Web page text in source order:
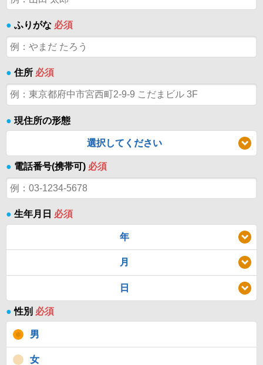
● ふりがな 必須
● 住所 必須
● 現住所の形態
選択してください
● 電話番号(携帯可) 必須
● 生年月日 必須
年
月
日
● 性別 必須
男
女